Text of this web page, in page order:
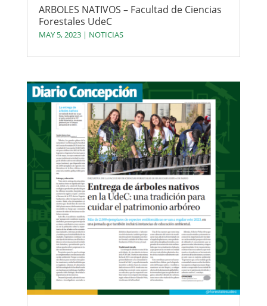
ARBOLES NATIVOS – Facultad de Ciencias
Forestales UdeC
MAY 5, 2023| NOTICIAS